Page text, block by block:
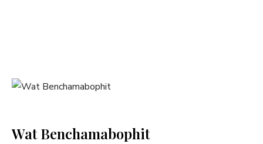
Wat Benchamabophit